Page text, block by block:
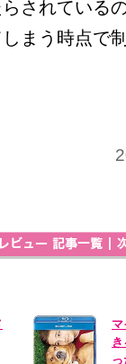
されている
まう時点で